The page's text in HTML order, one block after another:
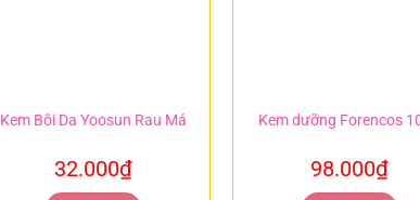
Kem Bôi Da Yoosun Rau Má
32.000₫
Kem dưỡng Forencos
98.000₫